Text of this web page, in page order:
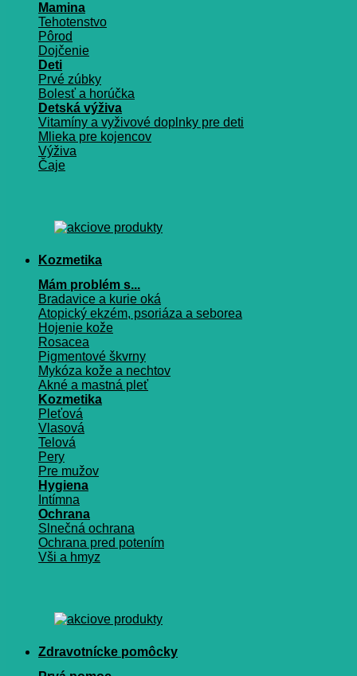
Mamina
Tehotenstvo
Pôrod
Dojčenie
Deti
Prvé zúbky
Bolesť a horúčka
Detská výživa
Vitamíny a vyživové doplnky pre deti
Mlieka pre kojencov
Výživa
Čaje
Kozmetika
Mám problém s...
Bradavice a kurie oká
Atopický ekzém, psoriáza a seborea
Hojenie kože
Rosacea
Pigmentové škvrny
Mykóza kože a nechtov
Akné a mastná pleť
Kozmetika
Pleťová
Vlasová
Telová
Pery
Pre mužov
Hygiena
Intímna
Ochrana
Slnečná ochrana
Ochrana pred potením
Vši a hmyz
Zdravotnícke pomôcky